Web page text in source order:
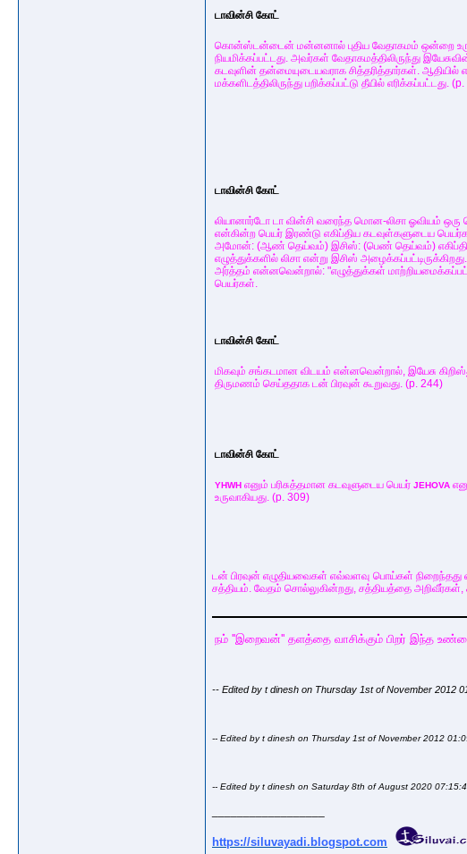
டாவின்சி கோட்
கொன்ஸ்டன்டைன் மன்னனால் புதிய வேதாகமம் ஒன்றை
நியமிக்கப்பட்டது. அவர்கள் வேதாகமத்திலிருந்து
கடவுளின் தன்மையுடையவராக சித்தரித்தார்கள். ஆதியில்
மக்களிடத்திலிருந்து பறிக்கப்பட்டு தீயில் எரிக்கப்பட்டது.
டாவின்சி கோட்
லியானார்டோ டா வின்சி வரைந்த மொன-லிசா ஓவியம்
என்கின்ற பெயர் இரண்டு எகிப்திய கடவுள்களுடைய
அமோன்: (ஆண் தெய்வம்) இசிஸ்: (பெண் தெய்வம்) எகிப்திய
எழுத்துக்களில் லிசா என்று இசிஸ்
அர்த்தம் என்னவென்றால்: "எழுத்துக்கள்
பெயர்கள்.
டாவின்சி கோட்
மிகவும் சங்கடமான விடயம் என்னவென்றால், இயேசு
திருமணம் செய்ததாக டன் பிரவுன் கூறுவது. (p. 244)
டாவின்சி கோட்
YHWH எனும் பரிசுத்தமான கடவுளுடைய பெயர் JEHOVA
உருவாகியது. (p. 309)
டன் பிரவுன் எழுதியவைகள் எவ்வளவு பொய்கள்
சத்தியம். வேதம் சொல்லுகின்றது, சத்தியத்தை
நம் ''இறைவன்'' தளத்தை வாசிக்கும் பிறர் இந்த
-- Edited by t dinesh on Thursday 1st of November 2012
-- Edited by t dinesh on Thursday 1st of November 2012
-- Edited by t dinesh on Saturday 8th of August 2020
https://siluvayadi.blogspot.com